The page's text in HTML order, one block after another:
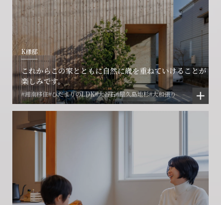
K様邸
これからこの家とともに自然に歳を重ねていけることが
楽しみです。
#湘南移住#ひだまりのLDK#大谷石#屋久島地杉#大和張り